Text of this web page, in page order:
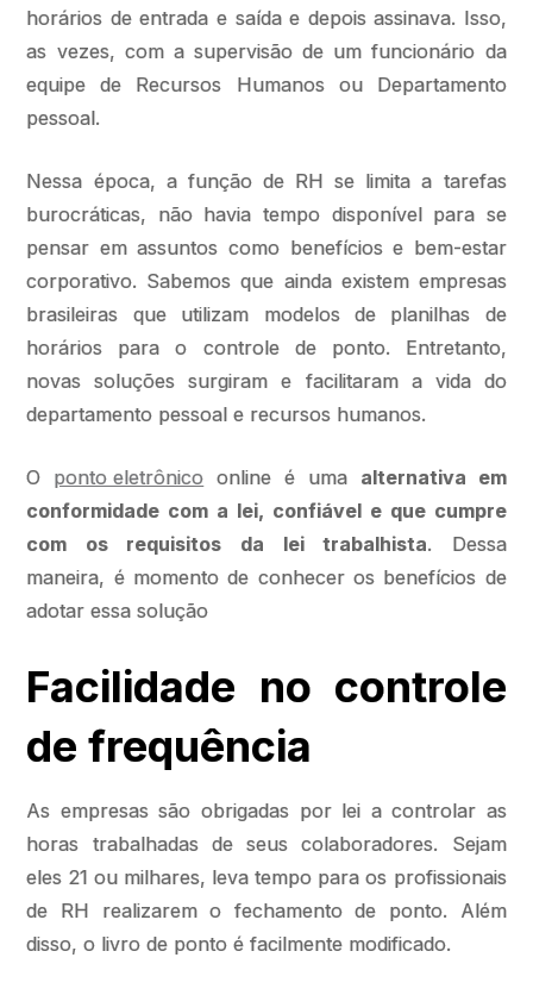
horários de entrada e saída e depois assinava. Isso,
as vezes, com a supervisão de um funcionário da
equipe de Recursos Humanos ou Departamento
pessoal.
Nessa época, a função de RH se limita a tarefas
burocráticas, não havia tempo disponível para se
pensar em assuntos como benefícios e bem-estar
corporativo. Sabemos que ainda existem empresas
brasileiras que utilizam modelos de planilhas de
horários para o controle de ponto. Entretanto,
novas soluções surgiram e facilitaram a vida do
departamento pessoal e recursos humanos.
O ponto eletrônico online é uma alternativa em
conformidade com a lei, confiável e que cumpre
com os requisitos da lei trabalhista. Dessa
maneira, é momento de conhecer os benefícios de
adotar essa solução
Facilidade no controle
de frequência
As empresas são obrigadas por lei a controlar as
horas trabalhadas de seus colaboradores. Sejam
eles 21 ou milhares, leva tempo para os profissionais
de RH realizarem o fechamento de ponto. Além
disso, o livro de ponto é facilmente modificado.